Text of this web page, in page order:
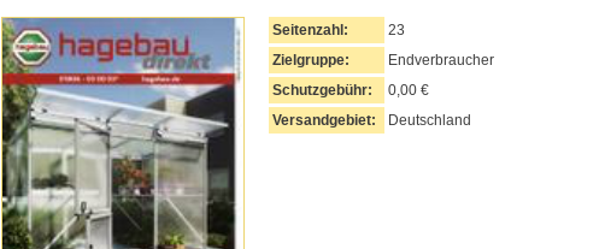
Seitenzahl:
23
Zielgruppe:
Endverbraucher
Schutzgebühr:
0,00 €
Versandgebiet:
Deutschland